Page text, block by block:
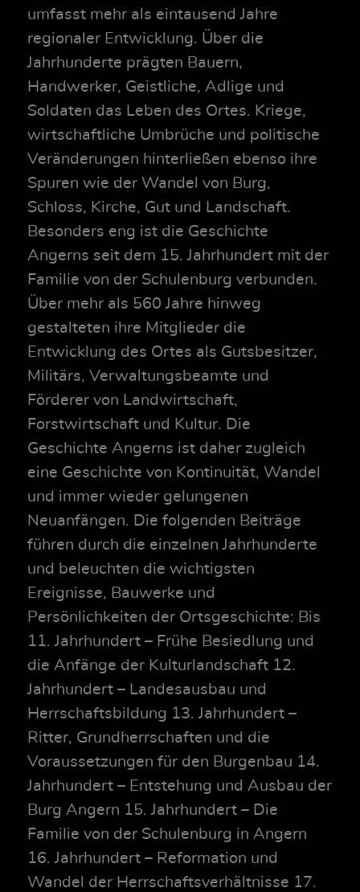
umfasst mehr als eintausend Jahre
regionaler Entwicklung. Über die
Jahrhunderte prägten Bauern,
Handwerker, Geistliche, Adlige und
Soldaten das Leben des Ortes. Kriege,
wirtschaftliche Umbrüche und politische
Veränderungen hinterließen ebenso ihre
Spuren wie der Wandel von Burg,
Schloss, Kirche, Gut und Landschaft.
Besonders eng ist die Geschichte
Angerns seit dem 15. Jahrhundert mit der
Familie von der Schulenburg verbunden.
Über mehr als 560 Jahre hinweg
gestalteten ihre Mitglieder die
Entwicklung des Ortes als Gutsbesitzer,
Militärs, Verwaltungsbeamte und
Förderer von Landwirtschaft,
Forstwirtschaft und Kultur. Die
Geschichte Angerns ist daher zugleich
eine Geschichte von Kontinuität, Wandel
und immer wieder gelungenen
Neuanfängen. Die folgenden Beiträge
führen durch die einzelnen Jahrhunderte
und beleuchten die wichtigsten
Ereignisse, Bauwerke und
Persönlichkeiten der Ortsgeschichte: Bis
11. Jahrhundert – Frühe Besiedlung und
die Anfänge der Kulturlandschaft 12.
Jahrhundert – Landesausbau und
Herrschaftsbildung 13. Jahrhundert –
Ritter, Grundherrschaften und die
Voraussetzungen für den Burgenbau 14.
Jahrhundert – Entstehung und Ausbau der
Burg Angern 15. Jahrhundert – Die
Familie von der Schulenburg in Angern
16. Jahrhundert – Reformation und
Wandel der Herrschaftsverhältnisse 17.